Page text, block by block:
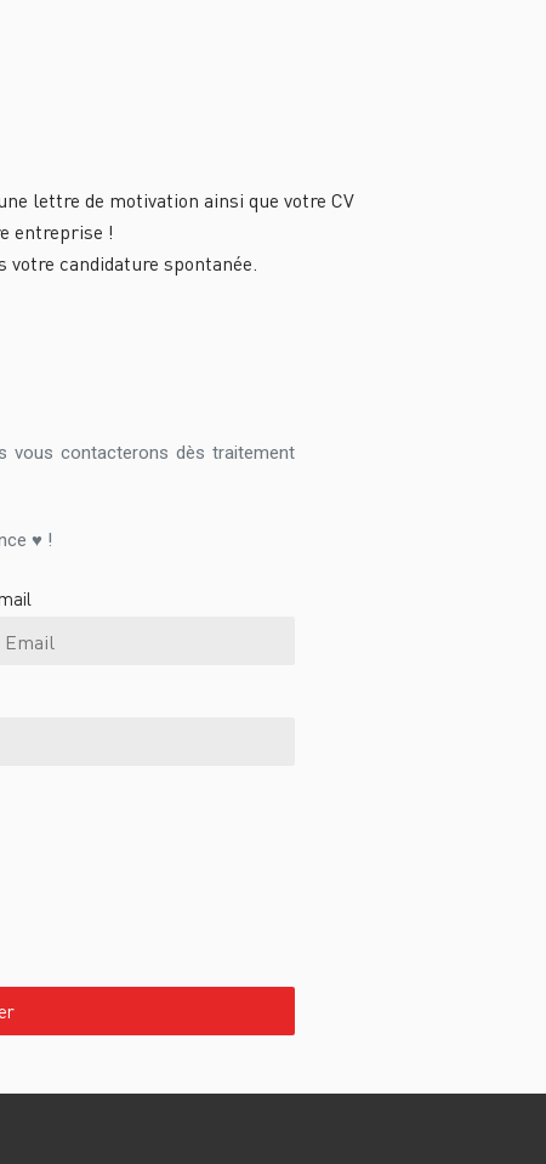
lettre de motivation ainsi que votre CV
entreprise !
candidature spontanée.
vous contacterons dès traitement
♥ !